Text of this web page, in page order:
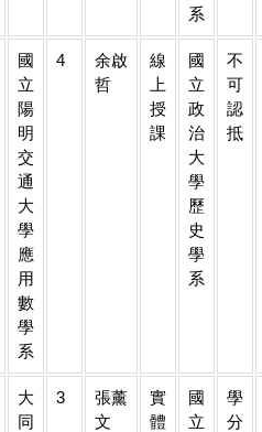
系
國
立
陽
明
交
通
大
學
應
用
數
學
系
4
余啟
哲
線
上
授
課
國
立
政
治
大
學
歷
史
學
系
不
可
認
抵
大
同
3
張薰
文
實
體
國
立
學
分